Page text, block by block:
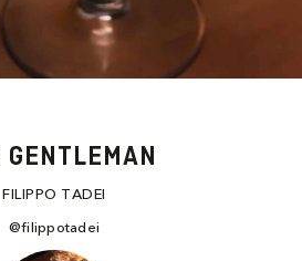
GENTLEMAN
FILIPPO TADEI
@filippotadei